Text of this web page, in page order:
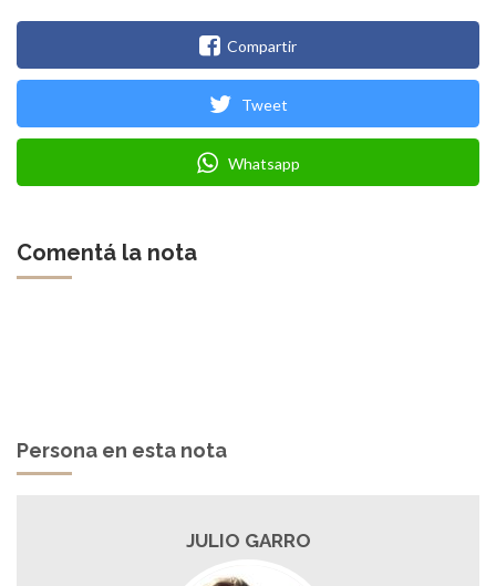
Compartir
Tweet
Whatsapp
Comentá la nota
Persona en esta nota
JULIO GARRO